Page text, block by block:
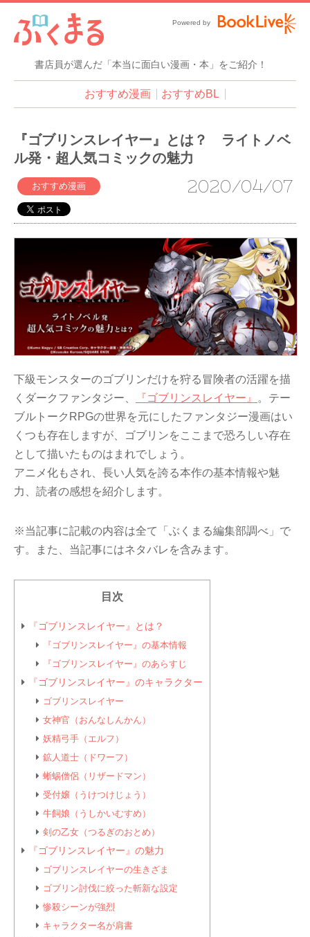
書店員が選んだ「本当に面白い漫画・本」をご紹介！
Powered by
おすすめ漫画 おすすめBL
『ゴブリンスレイヤー』とは？ ライトノベ
ル発・超人気コミックの魅力
おすすめ漫画 2020/04/07
下級モンスターのゴブリンだけを狩る冒険者の活躍を描
くダークファンタジー、
『ゴブリンスレイヤー』
。テー
ブルトークRPGの世界を元にしたファンタジー漫画はい
くつも存在しますが、ゴブリンをここまで恐ろしい存在
として描いたものはまれでしょう。
アニメ化もされ、長い人気を誇る本作の基本情報や魅
力、読者の感想を紹介します。
※当記事に記載の内容は全て「ぶくまる編集部調べ」で
す。また、当記事にはネタバレを含みます。
目次
『ゴブリンスレイヤー』とは？
『ゴブリンスレイヤー』の基本情報
『ゴブリンスレイヤー』のあらすじ
『ゴブリンスレイヤー』のキャラクター
ゴブリンスレイヤー
女神官（おんなしんかん）
妖精弓手（エルフ）
鉱人道士（ドワーフ）
蜥蜴僧侶（リザードマン）
受付嬢（うけつけじょう）
牛飼娘（うしかいむすめ）
剣の乙女（つるぎのおとめ）
『ゴブリンスレイヤー』の魅力
ゴブリンスレイヤーの生きざま
ゴブリン討伐に絞った斬新な設定
惨殺シーンが強烈
キャラクター名が肩書